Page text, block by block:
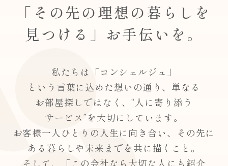
「その先の理想の暮らしを
見つける」お手伝いを。
私たちは「コンシェルジュ」
という言葉に込めた想いの通り、単なる
お部屋探しではなく、“人に寄り添う
サービス”を大切にしています。
お客様一人ひとりの人生に向き合い、その先に
ある暮らしや未来までを共に描くこと。
そして、「この会社なら大切な人にも紹介